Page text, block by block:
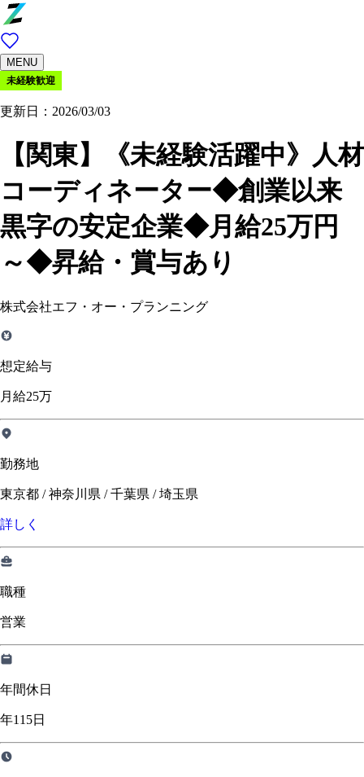
MENU
未経験歓迎
更新日：2026/03/03
【関東】《未経験活躍中》人材
コーディネーター◆創業以来
黒字の安定企業◆月給25万円
～◆昇給・賞与あり
株式会社エフ・オー・プランニング
想定給与
月給25万
勤務地
東京都 / 神奈川県 / 千葉県 / 埼玉県
詳しく
職種
営業
年間休日
年115日